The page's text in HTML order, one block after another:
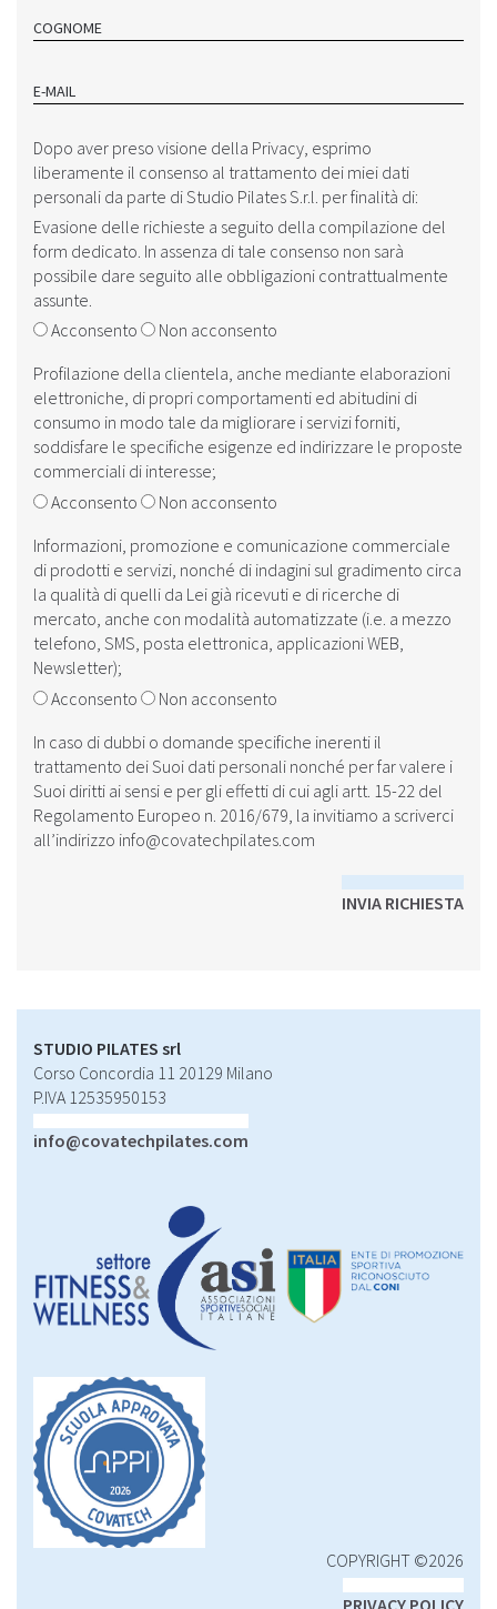
COGNOME
E-MAIL
Dopo aver preso visione della ‎‎ Privacy , esprimo
liberamente il consenso al trattamento dei miei dati
personali da parte di Studio Pilates S.r.l. per finalità di:
Evasione delle richieste a seguito della compilazione del
form dedicato. In assenza di tale consenso non sarà
possibile dare seguito alle obbligazioni contrattualmente
assunte.
Acconsento
Non acconsento
Profilazione della clientela, anche mediante elaborazioni
elettroniche, di propri comportamenti ed abitudini di
consumo in modo tale da migliorare i servizi forniti,
soddisfare le specifiche esigenze ed indirizzare le proposte
commerciali di interesse;
Acconsento
Non acconsento
Informazioni, promozione e comunicazione commerciale
di prodotti e servizi, nonché di indagini sul gradimento circa
la qualità di quelli da Lei già ricevuti e di ricerche di
mercato, anche con modalità automatizzate (i.e. a mezzo
telefono, SMS, posta elettronica, applicazioni WEB,
Newsletter);
Acconsento
Non acconsento
In caso di dubbi o domande specifiche inerenti il
trattamento dei Suoi dati personali nonché per far valere i
Suoi diritti ai sensi e per gli effetti di cui agli artt. 15-22 del
Regolamento Europeo n. 2016/679, la invitiamo a scriverci
all’indirizzo info@covatechpilates.com
INVIA RICHIESTA
STUDIO PILATES srl
Corso Concordia 11 20129 Milano
P.IVA 12535950153
info@covatechpilates.com
COPYRIGHT ©2026
PRIVACY POLICY